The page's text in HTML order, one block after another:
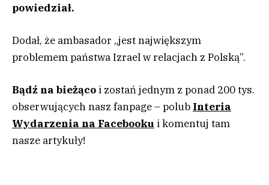
powiedział.
Dodał, że ambasador „jest największym
problemem państwa Izrael w relacjach z Polską”.
Bądź na bieżąco i zostań jednym z ponad 200 tys.
obserwujących nasz fanpage – polub Interia
Wydarzenia na Facebooku i komentuj tam
nasze artykuły!